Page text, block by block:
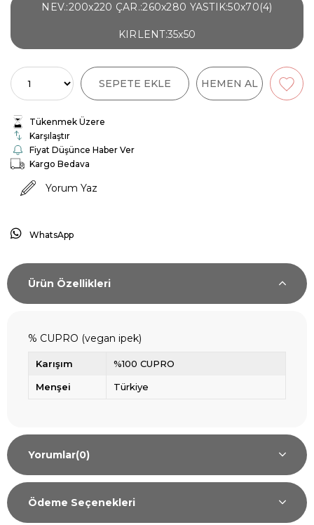
NEV.:200x220 ÇAR.:260x280 YASTIK:50x70(4)
KIRLENT:35x50
Tükenmek Üzere
Karşılaştır
Fiyat Düşünce Haber Ver
Kargo Bedava
Yorum Yaz
WhatsApp
Ürün Özellikleri
% CUPRO (vegan ipek)
Karışım %100 CUPRO
Menşei Türkiye
Yorumlar(0)
Ödeme Seçenekleri